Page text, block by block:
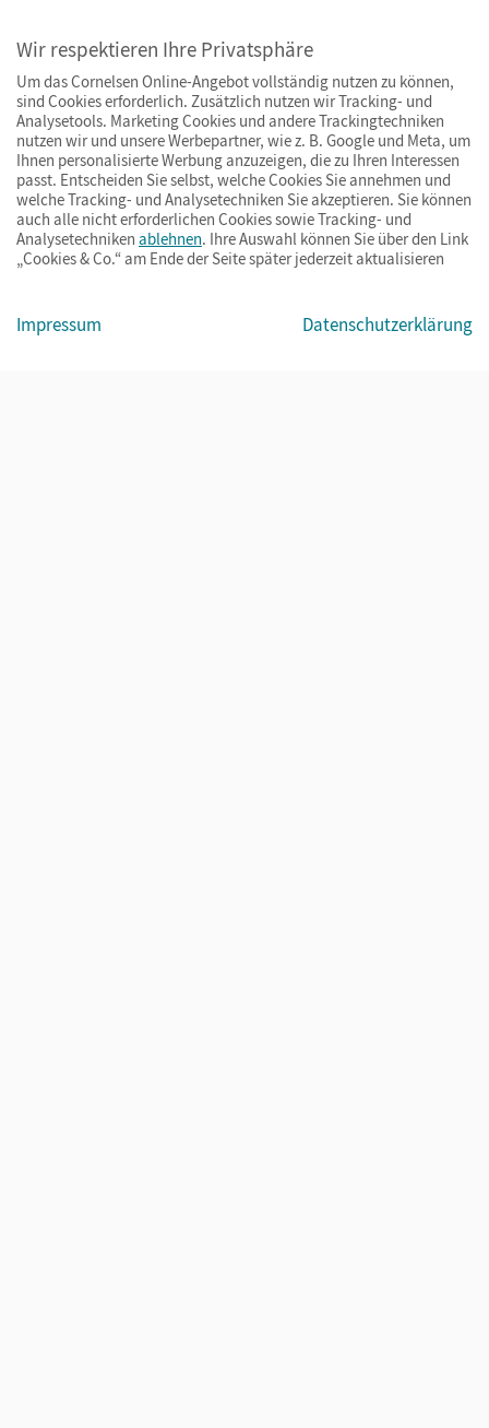
© Cornelsen Verlag 2026
ImpressumAGBDatenschutzBarrierefreiheitCookies & Co.
Wir respektieren Ihre Privatsphäre
Um das Cornelsen Online-Angebot vollständig nutzen zu können,
sind Cookies erforderlich. Zusätzlich nutzen wir Tracking- und
Analysetools. Marketing Cookies und andere Trackingtechniken
nutzen wir und unsere Werbepartner, wie z. B. Google und Meta, um
Ihnen personalisierte Werbung anzuzeigen, die zu Ihren Interessen
passt. Entscheiden Sie selbst, welche Cookies Sie annehmen und
welche Tracking- und Analysetechniken Sie akzeptieren. Sie können
auch alle nicht erforderlichen Cookies sowie Tracking- und
Analysetechniken ablehnen. Ihre Auswahl können Sie über den Link
„Cookies & Co.“ am Ende der Seite später jederzeit aktualisieren
Impressum Datenschutzerklärung